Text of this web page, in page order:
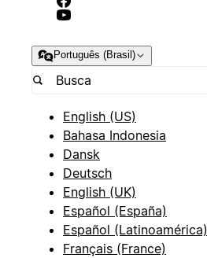
Português (Brasil)
English (US)
Bahasa Indonesia
Dansk
Deutsch
English (UK)
Español (España)
Español (Latinoamérica)
Français (France)